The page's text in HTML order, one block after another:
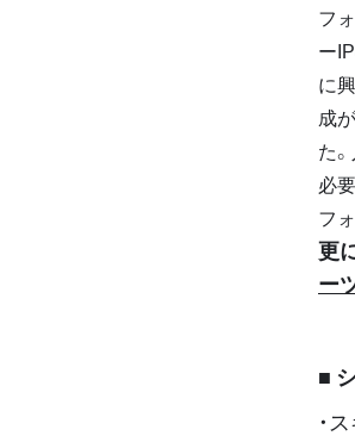
フ
ー
に
成
た
必
フ
更
ー
■
・